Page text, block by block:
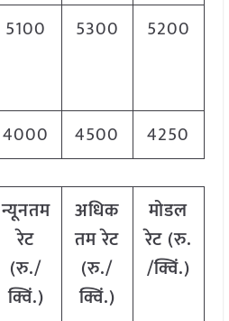
5100 5300 5200
4000 4500 4250
न्यूनतम
रेट
(रु./
क्विं.)
अधिक
तम रेट
(रु./
क्विं.)
मोडल
रेट (रु.
/क्विं.)